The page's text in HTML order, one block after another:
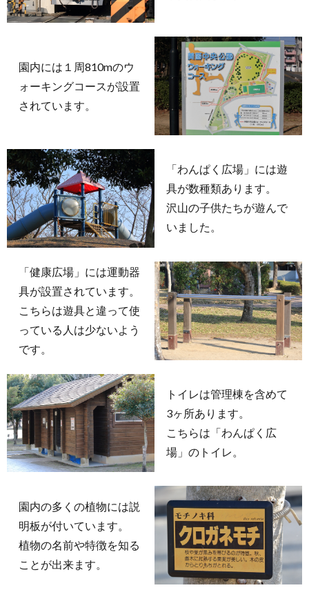
園内には１周810mのウ
ォーキングコースが設置
されています。
「わんぱく広場」には遊
具が数種類あります。
沢山の子供たちが遊んで
いました。
「健康広場」には運動器
具が設置されています。
こちらは遊具と違って使
っている人は少ないよう
です。
トイレは管理棟を含めて
3ヶ所あります。
こちらは「わんぱく広
場」のトイレ。
園内の多くの植物には説
明板が付いています。
植物の名前や特徴を知る
ことが出来ます。